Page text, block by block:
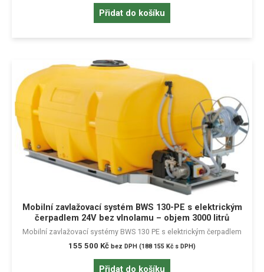
Přidat do košíku
Mobilní zavlažovací systém BWS 130-PE s elektrickým
čerpadlem 24V bez vlnolamu – objem 3000 litrů
Mobilní zavlažovací systémy BWS 130 PE s elektrickým čerpadlem
155 500 Kč bez DPH (188 155 Kč s DPH)
Přidat do košíku